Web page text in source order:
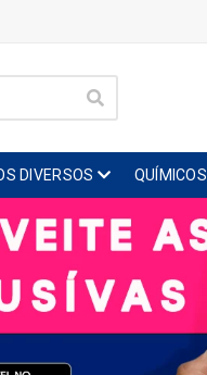
DIVERSOS QUÍMICOS